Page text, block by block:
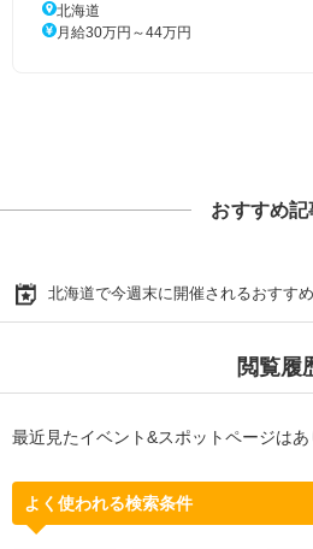
北海道
月給30万円～44万円
おすすめ記
北海道で今週末に開催されるおすす
閲覧履
最近見たイベント&スポットページはあ
よく使われる検索条件